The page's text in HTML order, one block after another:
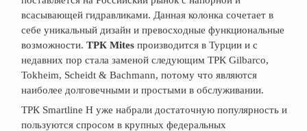
всасывающей гидравликами. Данная колонка сочетает в
себе уникальный дизайн и превосходные функциональные
возможности. ТРК Mites производится в Турции и с
недавних пор стала заменой следующим ТРК Gilbarco,
Tokheim, Scheidt & Bachmann, потому что являются
наиболее долговечными и простыми в обслуживании.
ТРК Smartline H уже набрали достаточную популярность и
пользуются спросом в крупных федеральных